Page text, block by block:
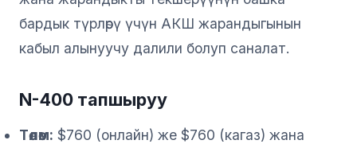
бардык түрлөрү үчүн АКШ жарандыгынын
кабыл алынуучу далили болуп саналат.
N-400 тапшыруу
Төлөм: $760 (онлайн) же $760 (кагаз) жана